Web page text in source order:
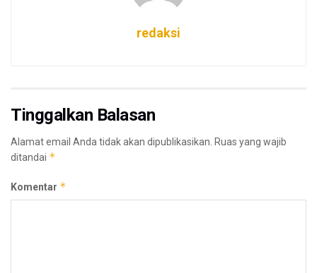
redaksi
Tinggalkan Balasan
Alamat email Anda tidak akan dipublikasikan. Ruas yang wajib
ditandai *
Komentar *